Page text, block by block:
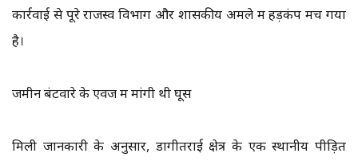
कार्रवाई से पूरे राजस्व विभाग और शासकीय अमले में हड़कंप मच गया
है।
जमीन बंटवारे के एवज में मांगी थी घूस
मिली जानकारी के अनुसार, डोंगीतराई क्षेत्र के एक स्थानीय पीड़ित